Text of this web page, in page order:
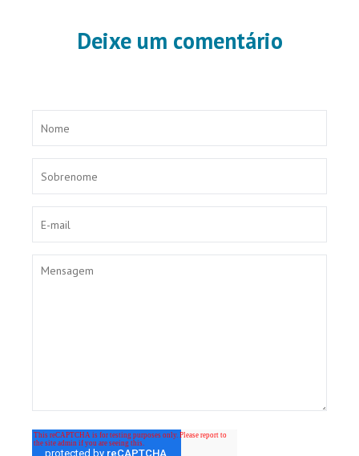
Deixe um comentário